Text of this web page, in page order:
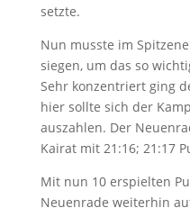
setzte.
Nun musste im
siegen, um das so
Sehr konzentriert ging
hier sollte sich der
auszahlen. Der
Kairat mit 21:16; 21:17
Mit nun 10 erspielten
Neuenrade weiterhin